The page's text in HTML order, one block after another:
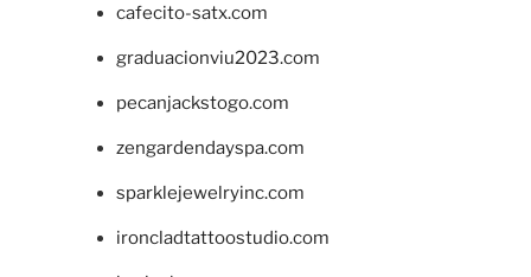
cafecito-satx.com
graduacionviu2023.com
pecanjackstogo.com
zengardendayspa.com
sparklejewelryinc.com
ironcladtattoostudio.com